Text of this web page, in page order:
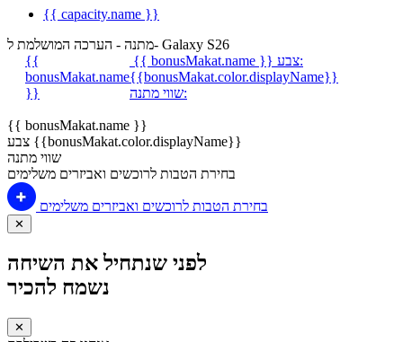
{{ capacity.name }}
מתנה - הערכה המושלמת ל- Galaxy S26
{{
bonusMakat.name
}}
{{ bonusMakat.name }}
צבע:
{{bonusMakat.color.displayName}}
שווי מתנה:
{{ bonusMakat.name }}
צבע {{bonusMakat.color.displayName}}
שווי מתנה
בחירת הטבות לרוכשים ואביזרים משלימים
בחירת הטבות לרוכשים ואביזרים משלימים
✕
לפני שנתחיל את השיחה
נשמח להכיר
✕